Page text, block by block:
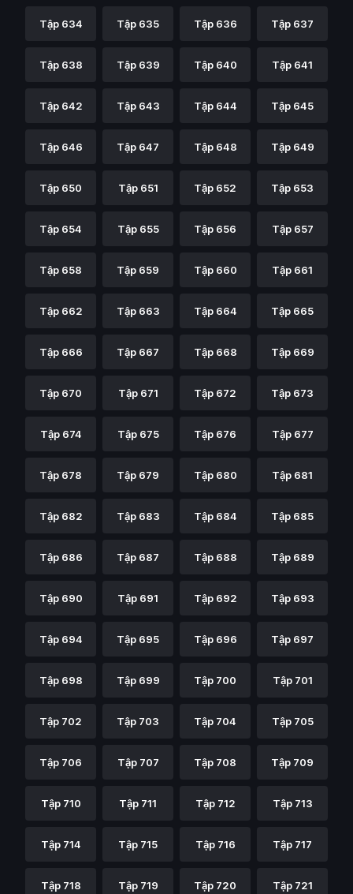
Tập 634 Tập 635 Tập 636 Tập 637
Tập 638 Tập 639 Tập 640 Tập 641
Tập 642 Tập 643 Tập 644 Tập 645
Tập 646 Tập 647 Tập 648 Tập 649
Tập 650 Tập 651 Tập 652 Tập 653
Tập 654 Tập 655 Tập 656 Tập 657
Tập 658 Tập 659 Tập 660 Tập 661
Tập 662 Tập 663 Tập 664 Tập 665
Tập 666 Tập 667 Tập 668 Tập 669
Tập 670 Tập 671 Tập 672 Tập 673
Tập 674 Tập 675 Tập 676 Tập 677
Tập 678 Tập 679 Tập 680 Tập 681
Tập 682 Tập 683 Tập 684 Tập 685
Tập 686 Tập 687 Tập 688 Tập 689
Tập 690 Tập 691 Tập 692 Tập 693
Tập 694 Tập 695 Tập 696 Tập 697
Tập 698 Tập 699 Tập 700 Tập 701
Tập 702 Tập 703 Tập 704 Tập 705
Tập 706 Tập 707 Tập 708 Tập 709
Tập 710 Tập 711 Tập 712 Tập 713
Tập 714 Tập 715 Tập 716 Tập 717
Tập 718 Tập 719 Tập 720 Tập 721